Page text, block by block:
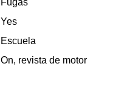
Yes
Escuela
On, revista de motor